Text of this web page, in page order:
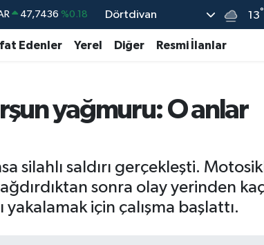
47,7436 %0.18
55,2510 %0.32
13.779 %-14
Dörtdivan 13°
Edenler Yerel Diğer Resmi İlanlar
yağmuru: O anlar
silahlı saldırı gerçekleşti.
sonra olay yerinden
yakalamak için çalışma başlattı.